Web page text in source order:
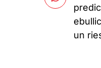
un